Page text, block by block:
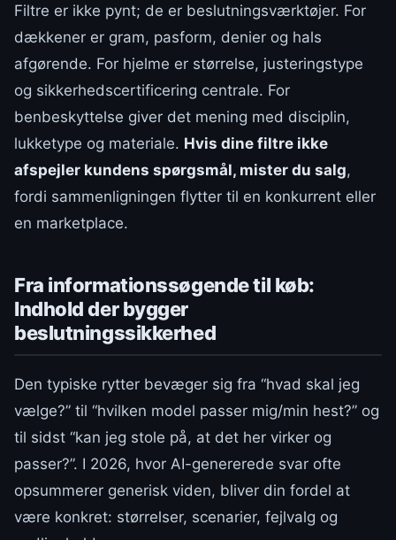
Filtre er ikke pynt; de er beslutningsværktøjer. For
dækkener er gram, pasform, denier og hals
afgørende. For hjelme er størrelse, justeringstype
og sikkerhedscertificering centrale. For
benbeskyttelse giver det mening med disciplin,
lukketype og materiale. Hvis dine filtre ikke
afspejler kundens spørgsmål, mister du salg,
fordi sammenligningen flytter til en konkurrent eller
en marketplace.
Fra informationssøgende til køb:
Indhold der bygger
beslutningssikkerhed
Den typiske rytter bevæger sig fra “hvad skal jeg
vælge?” til “hvilken model passer mig/min hest?” og
til sidst “kan jeg stole på, at det her virker og
passer?”. I 2026, hvor AI-genererede svar ofte
opsummerer generisk viden, bliver din fordel at
være konkret: størrelser, scenarier, fejlvalg og